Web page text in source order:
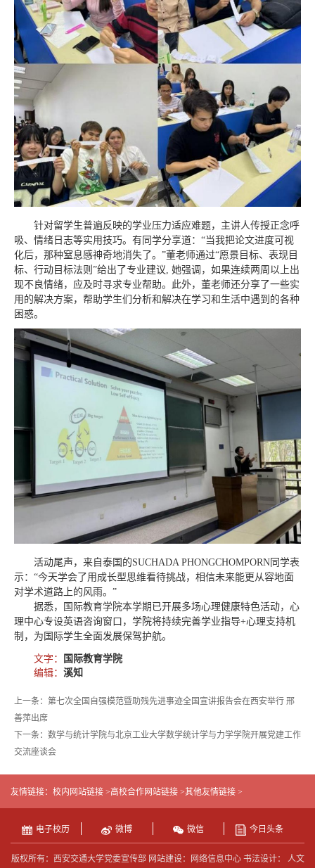
针对留学生普遍反映的学业压力适应难题，主讲人传授正念呼
吸、情绪日志等实用技巧。有同学分享道：“当我把论文进度可视
化后，那种窒息感神奇地消失了。”董老师通过“愿景目标、表现目
标、行动目标法则”给出了专业建议, 她强调，如果连续两周以上出
现不良情绪，应及时寻求专业帮助。此外，董老师还分享了一些实
用的解决方案，帮助学生们分析和解决在学习和生活中遇到的各种
困惑。
活动尾声，来自泰国的SUCHADA PHONGCHOMPORN同学表
示：“今天学会了用成长型思维看待挑战，相信未来能更从容地面
对学术道路上的风雨。”
据悉，国际教育学院本学期已开展多场心理健康特色活动，心
理中心专设英语咨询窗口，学院将持续完善学业指导+心理支持机
制，为国际学生全面发展保驾护航。
文字：
国际教育学院
编辑： 溪知
上一条：第七次全国自强模范暨助残先进事迹全国宣讲报告会在西安举行 邢
善萍出席
下一条：数学与统计学院与北京工业大学数学统计学与力学学院开展党建工作
交流座谈会
友情链接： 校内网站链接 >高校合作网站链接 >其他友情链接 >
电子校历 微博 微信 今日头条
版权所有：西安交通大学党委宣传部 网站建设：网络信息中心 书法设计： 人文